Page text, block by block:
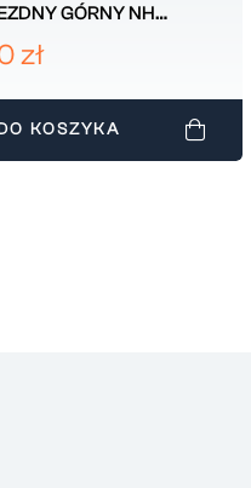
GÓRNY NH
0112182
zł
KOSZYKA